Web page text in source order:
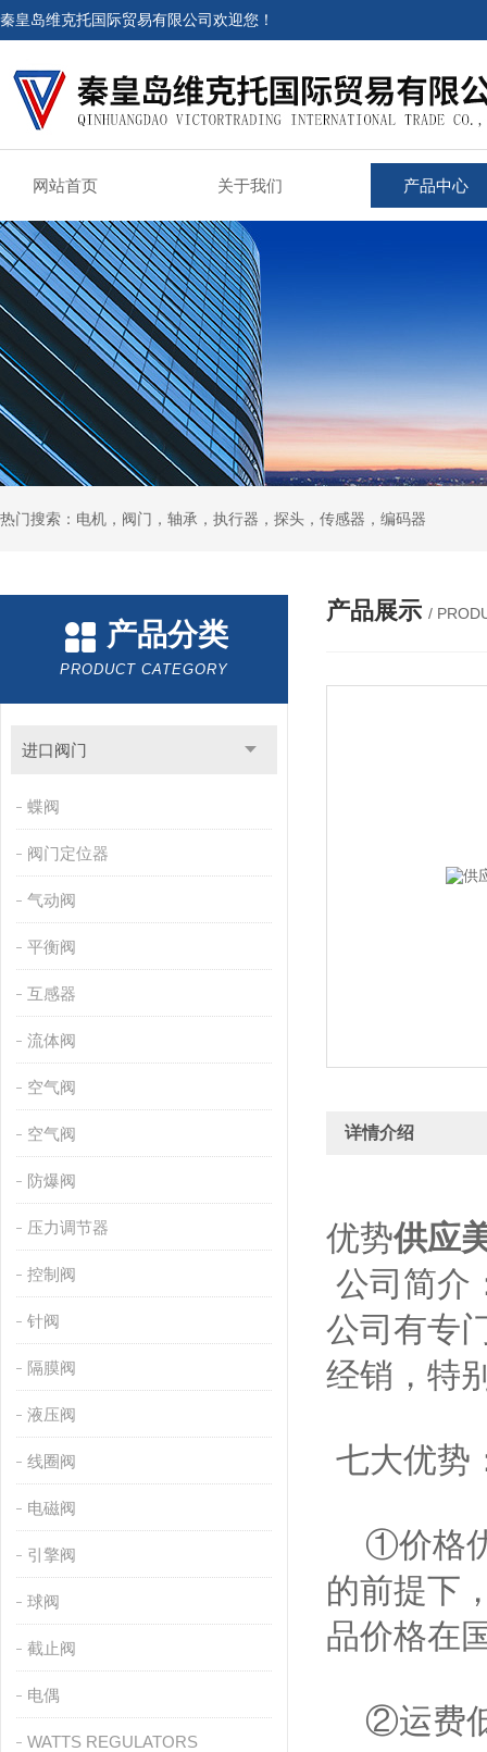
秦皇岛维克托国际贸易有限公司欢迎您！
网站首页 关于我们 产品中心
热门搜索：电机，阀门，轴承，执行器，探头，传感器，编码器
产品分类
PRODUCT CATEGORY
进口阀门
蝶阀
阀门定位器
气动阀
平衡阀
互感器
流体阀
空气阀
空气阀
防爆阀
压力调节器
控制阀
针阀
隔膜阀
液压阀
线圈阀
电磁阀
引擎阀
球阀
截止阀
电偶
WATTS REGULATORS
产品展示 /
详情介绍
优势供应
公司简介
公司有专
经销，特
七大优势
①价格优
的前提下
品价格在
②运费低